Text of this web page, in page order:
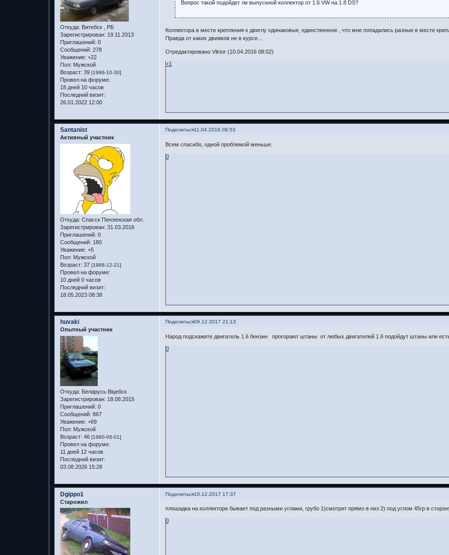
Откуда: Витебск , РБ
Зарегистрирован: 19.11.2013
Приглашений: 0
Сообщений: 278
Уважение: +22
Пол: Мужской
Возраст: 39 [1986-10-30]
Провел на форуме:
18 дней 10 часов
Последний визит:
26.01.2022 12:00
Вопрос такой подойдет ли выпускной коллектор от 1.6 VW на 1.8 DS?
Коллектора в месте крепления к двиглу одинаковые, единственное , что мне попадались разные в месте
Правда от каких движков не в курсе...
Отредактировано Viktor (10.04.2016 08:02)
+1
Поделиться11.04.2016 08:53
Santanist
Активный участник
Откуда: Спасск Пензенская обл.
Зарегистрирован: 31.03.2016
Приглашений: 0
Сообщений: 180
Уважение: +5
Пол: Мужской
Возраст: 37 [1988-12-21]
Провел на форуме:
10 дней 0 часов
Последний визит:
18.05.2023 08:38
Всем спасибо, одной проблемой меньше.
0
Поделиться09.12.2017 21:13
huvaki
Опытный участник
Откуда: Беларусь Віцебск
Зарегистрирован: 18.08.2015
Приглашений: 0
Сообщений: 867
Уважение: +69
Пол: Мужской
Возраст: 46 [1980-06-01]
Провел на форуме:
11 дней 12 часов
Последний визит:
03.08.2026 15:28
Народ подскажите двигатель 1.6 бензин прогорают штаны от любых двигателей 1.6 подойдут штаны или
0
Поделиться10.12.2017 17:37
Dgippo1
Старожил
плошадка на коллекторе бывает под разными углами, грубо 1)смотрит прямо в низ 2) под углом 45гр в
0